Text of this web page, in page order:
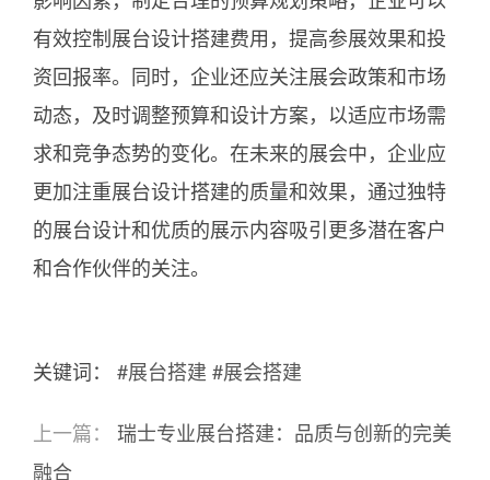
有效控制展台设计搭建费用，提高参展效果和投
资回报率。同时，企业还应关注展会政策和市场
动态，及时调整预算和设计方案，以适应市场需
求和竞争态势的变化。在未来的展会中，企业应
更加注重展台设计搭建的质量和效果，通过独特
的展台设计和优质的展示内容吸引更多潜在客户
和合作伙伴的关注。
关键词： #展台搭建 #展会搭建
上一篇：
瑞士专业展台搭建：品质与创新的完美
融合